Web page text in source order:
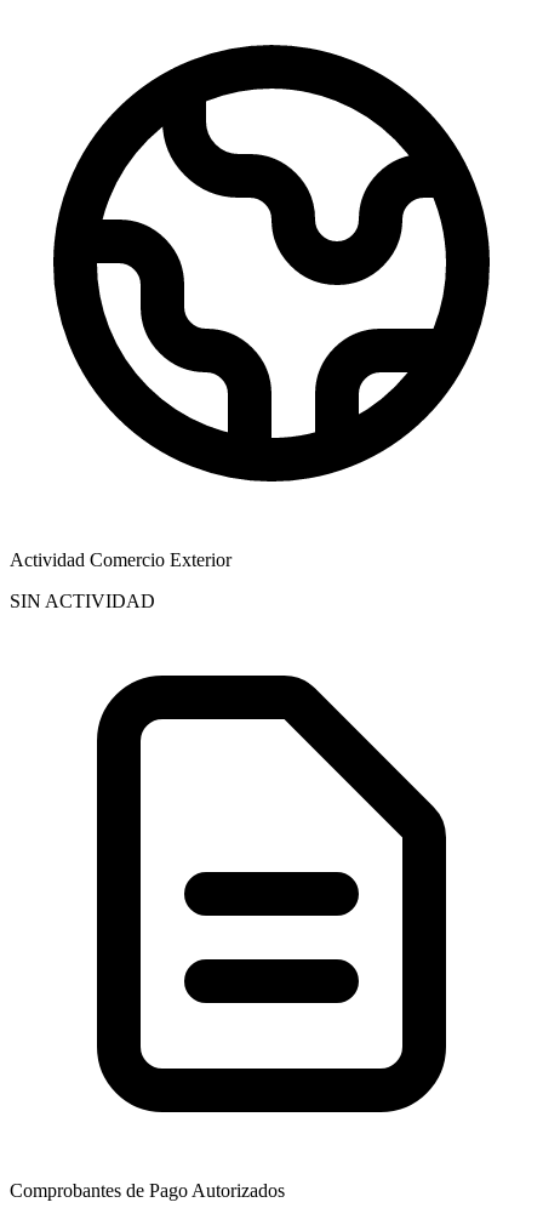
Actividad Comercio Exterior
SIN ACTIVIDAD
Comprobantes de Pago Autorizados